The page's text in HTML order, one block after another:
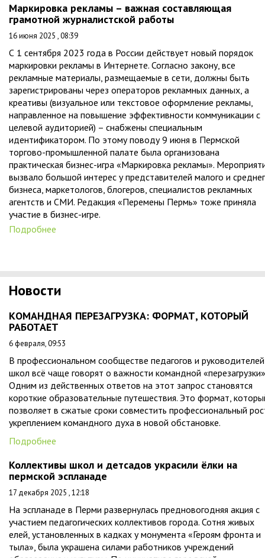
Маркировка рекламы – важная составляющая
грамотной журналистской работы
16 июня 2025 , 08:39
С 1 сентября 2023 года в России действует новый порядок
маркировки рекламы в Интернете. Согласно закону, все
рекламные материалы, размещаемые в сети, должны быть
зарегистрированы через операторов рекламных данных, а
креативы (визуальное или текстовое оформление рекламы,
направленное на повышение эффективности коммуникации с
целевой аудиторией) – снабжены специальным
идентификатором. По этому поводу 9 июня в Пермской
торгово-промышленной палате была организована
практическая бизнес-игра «Маркировка рекламы».
вызвало большой интерес у представителей малого и
бизнеса, маркетологов, блогеров, специалистов рекламных
агентств и СМИ. Редакция «Перемены Пермь» тоже приняла
участие в бизнес-игре.
Подробнее
Новости
КОМАНДНАЯ ПЕРЕЗАГРУЗКА: ФОРМАТ, КОТОРЫЙ
РАБОТАЕТ
6 февраля, 09:53
В профессиональном сообществе педагогов и руководителей
школ всё чаще говорят о важности командной
Одним из действенных ответов на этот запрос становятся
короткие образовательные путешествия. Это формат,
позволяет в сжатые сроки совместить профессиональный
укреплением командного духа в новой обстановке.
Подробнее
Коллективы школ и детсадов украсили ёлки на
пермской эспланаде
17 декабря 2025 , 12:18
На эспланаде в Перми развернулась предновогодняя акция с
участием педагогических коллективов города. Сотня живых
елей, установленных в кадках у монумента «Героям фронта и
тыла», была украшена силами работников учреждений